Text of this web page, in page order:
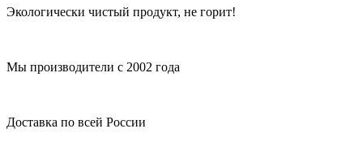
Экологически чистый продукт, не горит!
Мы производители с 2002 года
Доставка по всей России